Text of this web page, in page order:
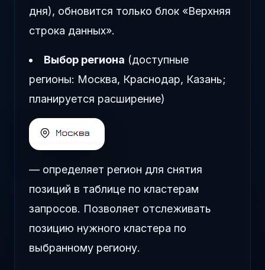
дня), обновится только блок «Верхняя
строка данных».
Выбор региона (доступные
регионы: Москва, Краснодар, Казань;
планируется расширение)
— определяет регион для снятия
позиций в таблице по кластерам
запросов. Позволяет отслеживать
позицию нужного кластера по
выбранному региону.